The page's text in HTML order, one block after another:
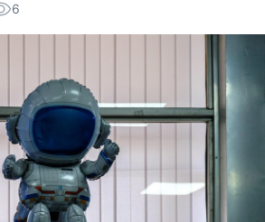
6